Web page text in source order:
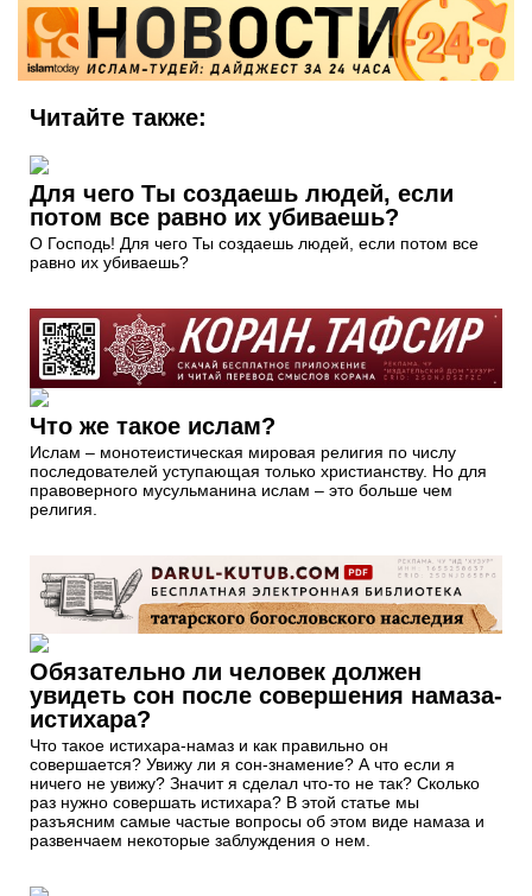
Читайте также:
Для чего Ты создаешь людей, если
потом все равно их убиваешь?
О Господь! Для чего Ты создаешь людей, если потом все
равно их убиваешь?
Что же такое ислам?
Ислам – монотеистическая мировая религия по числу
последователей уступающая только христианству. Но для
правоверного мусульманина ислам – это больше чем
религия.
Обязательно ли человек должен
увидеть сон после совершения намаза-
истихара?
Что такое истихара-намаз и как правильно он
совершается? Увижу ли я сон-знамение? А что если я
ничего не увижу? Значит я сделал что-то не так? Сколько
раз нужно совершать истихара? В этой статье мы
разъясним самые частые вопросы об этом виде намаза и
развенчаем некоторые заблуждения о нем.